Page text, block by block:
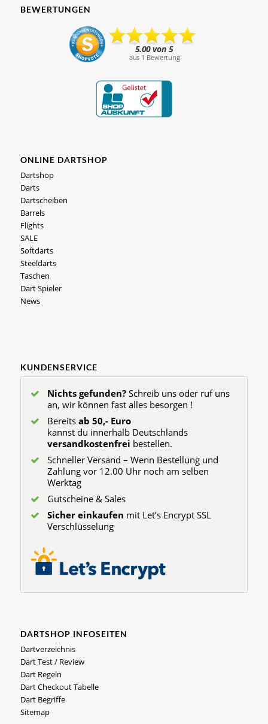
BEWERTUNGEN
ONLINE DARTSHOP
Dartshop
Darts
Dartscheiben
Barrels
Flights
SALE
Softdarts
Steeldarts
Taschen
Dart Spieler
News
KUNDENSERVICE
Nichts gefunden?Schreib uns oder ruf uns
an, wir können fast alles besorgen !
Bereits ab 50,- Euro
kannst du innerhalb Deutschlands
versandkostenfrei bestellen.
Schneller Versand – Wenn Bestellung und
Zahlung vor 12.00 Uhr noch am selben
Werktag
Gutscheine & Sales
Sicher einkaufen mit Let’s Encrypt SSL
Verschlüsselung
DARTSHOP INFOSEITEN
Dartverzeichnis
Dart Test / Review
Dart Regeln
Dart Checkout Tabelle
Dart Begriffe
Sitemap